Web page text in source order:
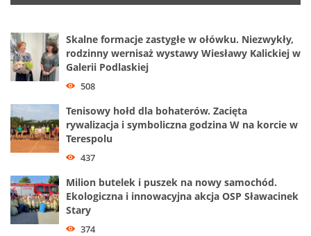
Skalne formacje zastygłe w ołówku. Niezwykły,
rodzinny wernisaż wystawy Wiesławy Kalickiej w
Galerii Podlaskiej
508
Tenisowy hołd dla bohaterów. Zacięta
rywalizacja i symboliczna godzina W na korcie w
Terespolu
437
Milion butelek i puszek na nowy samochód.
Ekologiczna i innowacyjna akcja OSP Sławacinek
Stary
374